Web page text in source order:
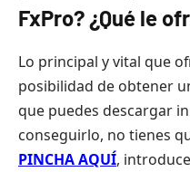
FxPro? ¿Qué le
Lo principal y vital que
posibilidad de obtener
que puedes descargar
conseguirlo, no tienes
PINCHA AQUÍ,